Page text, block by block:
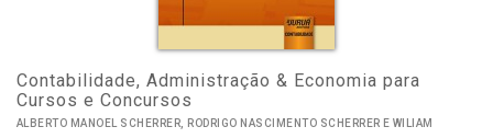
Contabilidade, Administração & Economia para
Cursos e Concursos
ALBERTO MANOEL SCHERRER, RODRIGO NASCIMENTO SCHERRER E WILIAM